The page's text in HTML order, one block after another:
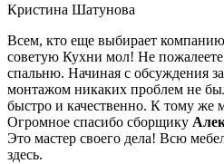
Кристина Шатунова
Всем, кто еще выбирает
советую Кухни мол! Не
спальню. Начиная с обсуждения
монтажом никаких проблем не
быстро и качественно. К тому же
Огромное спасибо сборщику
Это мастер своего дела! Всю
здесь.